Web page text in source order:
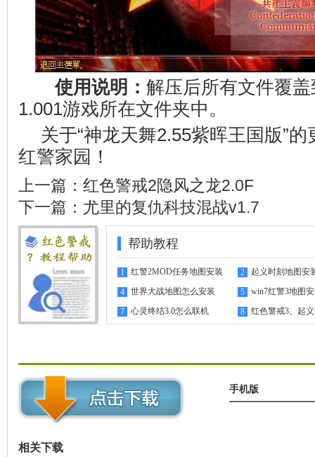
使用说明： 解压后所有文件覆
1.001游戏所在文件夹中。
关于“神龙天舞2.55紫晖王国版”
红警家园 ！
上一篇： 红色警戒2隐风之龙2.0F
下一篇： 尤里的复仇科技混战v1.7
帮助教程
1
红警2MOD任务地图安装
指南
2 起义时刻地图安
4 世界大战地图怎么安装 5 win7红警3地图
7 心灵终结3.0怎么联机 8
红色警戒3、起
手机版
相关下载